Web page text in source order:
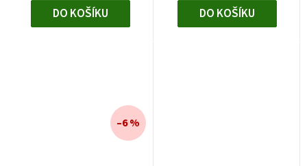
DO KOŠÍKU DO KOŠÍKU
–6 %